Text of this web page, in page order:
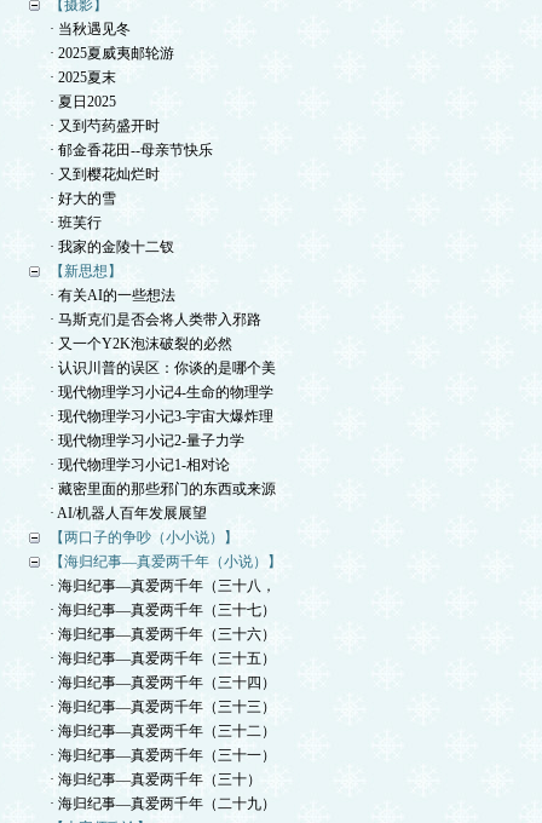
【摄影】
· 当秋遇见冬
· 2025夏威夷邮轮游
· 2025夏末
· 夏日2025
· 又到芍药盛开时
· 郁金香花田--母亲节快乐
· 又到樱花灿烂时
· 好大的雪
· 班芙行
· 我家的金陵十二钗
【新思想】
· 有关AI的一些想法
· 马斯克们是否会将人类带入邪路
· 又一个Y2K泡沫破裂的必然
· 认识川普的误区：你谈的是哪个美
· 现代物理学习小记4-生命的物理学
· 现代物理学习小记3-宇宙大爆炸理
· 现代物理学习小记2-量子力学
· 现代物理学习小记1-相对论
· 藏密里面的那些邪门的东西或来源
· AI/机器人百年发展展望
【两口子的争吵（小小说）】
【海归纪事—真爱两千年（小说）】
· 海归纪事—真爱两千年（三十八，
· 海归纪事—真爱两千年（三十七）
· 海归纪事—真爱两千年（三十六）
· 海归纪事—真爱两千年（三十五）
· 海归纪事—真爱两千年（三十四）
· 海归纪事—真爱两千年（三十三）
· 海归纪事—真爱两千年（三十二）
· 海归纪事—真爱两千年（三十一）
· 海归纪事—真爱两千年（三十）
· 海归纪事—真爱两千年（二十九）